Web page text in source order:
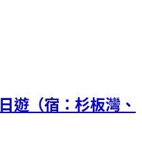
遊（宿：杉板灣、